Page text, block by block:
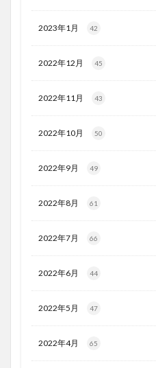
2023年1月 42
2022年12月 45
2022年11月 43
2022年10月 50
2022年9月 49
2022年8月 61
2022年7月 66
2022年6月 44
2022年5月 47
2022年4月 65